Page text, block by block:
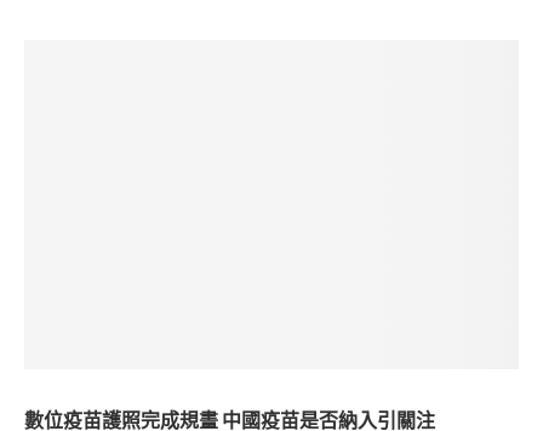
數位疫苗護照完成規畫 中國疫苗是否納入引關注